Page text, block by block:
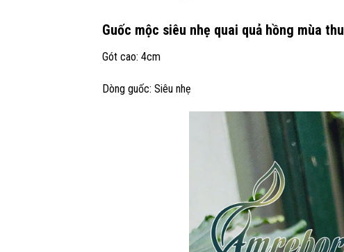
Guốc mộc siêu nhẹ quai quả hồng mùa thu
Gót cao: 4cm
Dòng guốc: Siêu nhẹ